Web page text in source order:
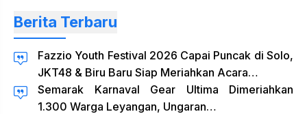
Berita Terbaru
Fazzio Youth Festival 2026 Capai Puncak di Solo,
JKT48 & Biru Baru Siap Meriahkan Acara…
Semarak Karnaval Gear Ultima Dimeriahkan
1.300 Warga Leyangan, Ungaran…